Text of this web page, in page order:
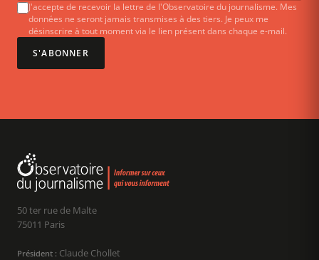
J'accepte de recevoir la lettre de l'Observatoire du journalisme. Mes
données ne seront jamais transmises à des tiers. Je peux me
désinscrire à tout moment via le lien présent dans chaque e-mail.
S'ABONNER
50 ter rue de Malte
75011 Paris
Président : Claude Chollet